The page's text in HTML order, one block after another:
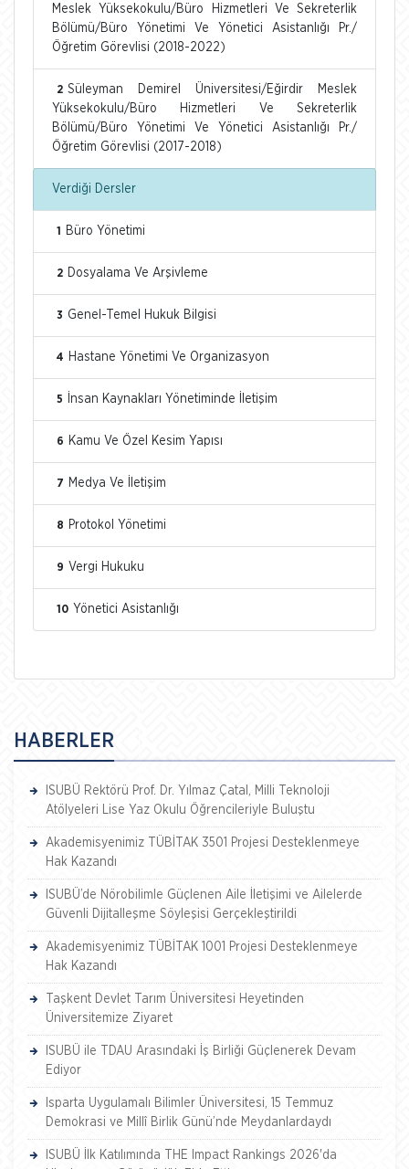
Meslek Yüksekokulu/Büro Hizmetleri Ve Sekreterlik
Bölümü/Büro Yönetimi Ve Yönetici Asistanlığı Pr./
Öğretim Görevlisi (2018-2022)
2 Süleyman Demirel Üniversitesi/Eğirdir Meslek
Yüksekokulu/Büro Hizmetleri Ve Sekreterlik
Bölümü/Büro Yönetimi Ve Yönetici Asistanlığı Pr./
Öğretim Görevlisi (2017-2018)
Verdiği Dersler
1 Büro Yönetimi
2 Dosyalama Ve Arşivleme
3 Genel-Temel Hukuk Bilgisi
4 Hastane Yönetimi Ve Organizasyon
5 İnsan Kaynakları Yönetiminde İletişim
6 Kamu Ve Özel Kesim Yapısı
7 Medya Ve İletişim
8 Protokol Yönetimi
9 Vergi Hukuku
10 Yönetici Asistanlığı
HABERLER
ISUBÜ Rektörü Prof. Dr. Yılmaz Çatal, Milli Teknoloji
Atölyeleri Lise Yaz Okulu Öğrencileriyle Buluştu
Akademisyenimiz TÜBİTAK 3501 Projesi Desteklenmeye
Hak Kazandı
ISUBÜ’de Nörobilimle Güçlenen Aile İletişimi ve Ailelerde
Güvenli Dijitalleşme Söyleşisi Gerçekleştirildi
Akademisyenimiz TÜBİTAK 1001 Projesi Desteklenmeye
Hak Kazandı
Taşkent Devlet Tarım Üniversitesi Heyetinden
Üniversitemize Ziyaret
ISUBÜ ile TDAU Arasındaki İş Birliği Güçlenerek Devam
Ediyor
Isparta Uygulamalı Bilimler Üniversitesi, 15 Temmuz
Demokrasi ve Millî Birlik Günü’nde Meydanlardaydı
ISUBÜ İlk Katılımında THE Impact Rankings 2026'da